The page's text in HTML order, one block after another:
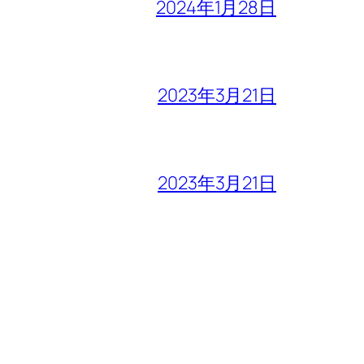
2024年1月28日
2023年3月21日
2023年3月21日